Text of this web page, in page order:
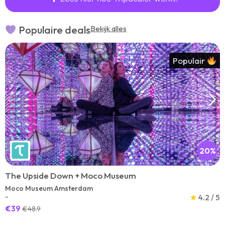
Populaire dealsBekijk alles
Populair
20%
The Upside Down + Moco Museum
Moco Museum Amsterdam
-
★ 4.2 / 5
€39 €48.9